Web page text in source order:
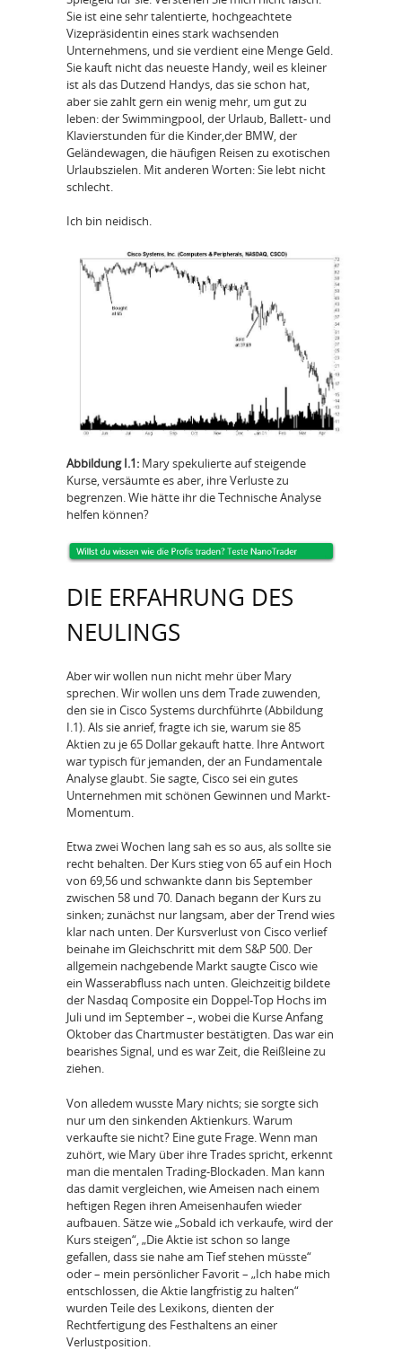
Sie ist eine sehr talentierte, hochgeachtete
Vizepräsidentin eines stark wachsenden
Unternehmens, und sie verdient eine Menge Geld.
Sie kauft nicht das neueste Handy, weil es kleiner
ist als das Dutzend Handys, das sie schon hat,
aber sie zahlt gern ein wenig mehr, um gut zu
leben: der Swimmingpool, der Urlaub, Ballett- und
Klavierstunden für die Kinder,der BMW, der
Geländewagen, die häufigen Reisen zu exotischen
Urlaubszielen. Mit anderen Worten: Sie lebt nicht
schlecht.
Ich bin neidisch.
Abbildung I.1: Mary spekulierte auf steigende
Kurse, versäumte es aber, ihre Verluste zu
begrenzen. Wie hätte ihr die Technische Analyse
helfen können?
DIE ERFAHRUNG DES
NEULINGS
Aber wir wollen nun nicht mehr über Mary
sprechen. Wir wollen uns dem Trade zuwenden,
den sie in Cisco Systems durchführte (Abbildung
I.1). Als sie anrief, fragte ich sie, warum sie 85
Aktien zu je 65 Dollar gekauft hatte. Ihre Antwort
war typisch für jemanden, der an Fundamentale
Analyse glaubt. Sie sagte, Cisco sei ein gutes
Unternehmen mit schönen Gewinnen und Markt-
Momentum.
Etwa zwei Wochen lang sah es so aus, als sollte sie
recht behalten. Der Kurs stieg von 65 auf ein Hoch
von 69,56 und schwankte dann bis September
zwischen 58 und 70. Danach begann der Kurs zu
sinken; zunächst nur langsam, aber der Trend wies
klar nach unten. Der Kursverlust von Cisco verlief
beinahe im Gleichschritt mit dem S&P 500. Der
allgemein nachgebende Markt saugte Cisco wie
ein Wasserabfluss nach unten. Gleichzeitig bildete
der Nasdaq Composite ein Doppel-Top Hochs im
Juli und im September –, wobei die Kurse Anfang
Oktober das Chartmuster bestätigten. Das war ein
bearishes Signal, und es war Zeit, die Reißleine zu
ziehen.
Von alledem wusste Mary nichts; sie sorgte sich
nur um den sinkenden Aktienkurs. Warum
verkaufte sie nicht? Eine gute Frage. Wenn man
zuhört, wie Mary über ihre Trades spricht, erkennt
man die mentalen Trading-Blockaden. Man kann
das damit vergleichen, wie Ameisen nach einem
heftigen Regen ihren Ameisenhaufen wieder
aufbauen. Sätze wie „Sobald ich verkaufe, wird der
Kurs steigen“, „Die Aktie ist schon so lange
gefallen, dass sie nahe am Tief stehen müsste“
oder – mein persönlicher Favorit – „Ich habe mich
entschlossen, die Aktie langfristig zu halten“
wurden Teile des Lexikons, dienten der
Rechtfertigung des Festhaltens an einer
Verlustposition.